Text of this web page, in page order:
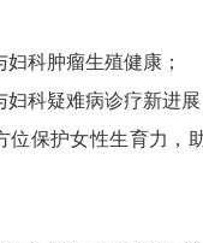
科肿瘤生殖健康；
妇科疑难病诊疗新进展
位保护女性生育力，